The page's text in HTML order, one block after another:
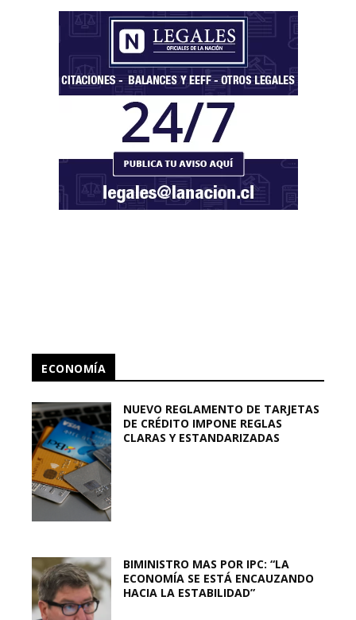
ECONOMÍA
NUEVO REGLAMENTO DE TARJETAS
DE CRÉDITO IMPONE REGLAS
CLARAS Y ESTANDARIZADAS
BIMINISTRO MAS POR IPC: “LA
ECONOMÍA SE ESTÁ ENCAUZANDO
HACIA LA ESTABILIDAD”